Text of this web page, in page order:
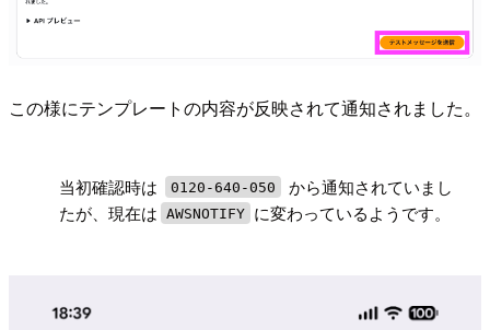
この様にテンプレートの内容が反映されて通知されました。
当初確認時は 0120-640-050
から通知されていまし
たが、現在は
AWSNOTIFY に変わっているようです。